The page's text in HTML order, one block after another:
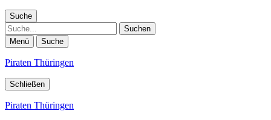
Suche
Suche
Menü Suche
Piraten Thüringen
Schließen
Piraten Thüringen